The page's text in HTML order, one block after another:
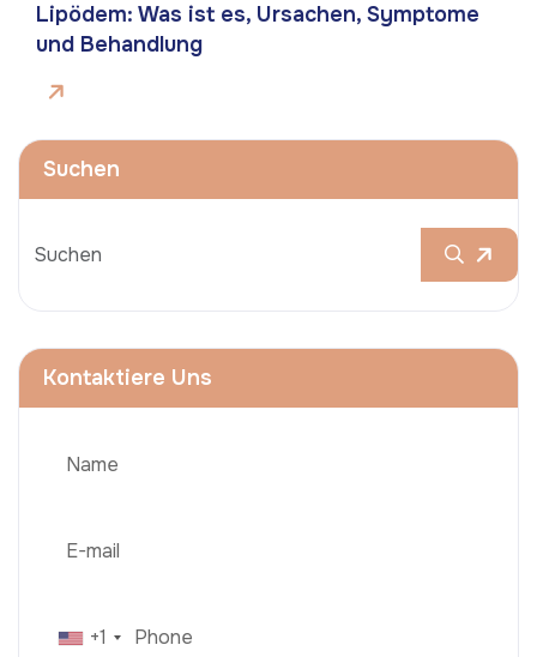
Lipödem: Was ist es, Ursachen, Symptome
und Behandlung
Suchen
Kontaktiere Uns
+1